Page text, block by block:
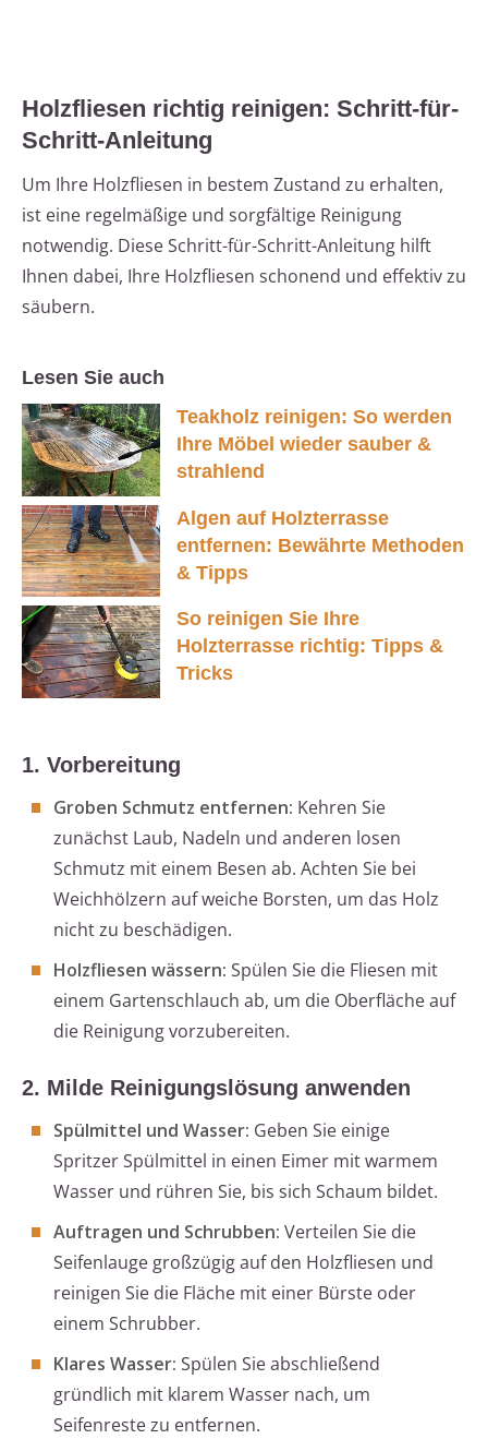
Holzfliesen richtig reinigen: Schritt-für-
Schritt-Anleitung
Um Ihre Holzfliesen in bestem Zustand zu erhalten,
ist eine regelmäßige und sorgfältige Reinigung
notwendig. Diese Schritt-für-Schritt-Anleitung hilft
Ihnen dabei, Ihre Holzfliesen schonend und effektiv zu
säubern.
Lesen Sie auch
Teakholz reinigen: So werden
Ihre Möbel wieder sauber &
strahlend
Algen auf Holzterrasse
entfernen: Bewährte Methoden
& Tipps
So reinigen Sie Ihre
Holzterrasse richtig: Tipps &
Tricks
1. Vorbereitung
Groben Schmutz entfernen: Kehren Sie
zunächst Laub, Nadeln und anderen losen
Schmutz mit einem Besen ab. Achten Sie bei
Weichhölzern auf weiche Borsten, um das Holz
nicht zu beschädigen.
Holzfliesen wässern: Spülen Sie die Fliesen mit
einem Gartenschlauch ab, um die Oberfläche auf
die Reinigung vorzubereiten.
2. Milde Reinigungslösung anwenden
Spülmittel und Wasser: Geben Sie einige
Spritzer Spülmittel in einen Eimer mit warmem
Wasser und rühren Sie, bis sich Schaum bildet.
Auftragen und Schrubben: Verteilen Sie die
Seifenlauge großzügig auf den Holzfliesen und
reinigen Sie die Fläche mit einer Bürste oder
einem Schrubber.
Klares Wasser: Spülen Sie abschließend
gründlich mit klarem Wasser nach, um
Seifenreste zu entfernen.